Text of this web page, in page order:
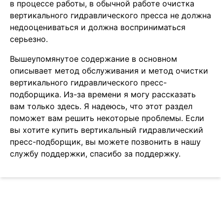
в процессе работы, в обычной работе очистка
вертикального гидравлического пресса не должна
недооцениваться и должна восприниматься
серьезно.
Вышеупомянутое содержание в основном
описывает метод обслуживания и метод очистки
вертикального гидравлического пресс-
подборщика. Из-за времени я могу рассказать
вам только здесь. Я надеюсь, что этот раздел
поможет вам решить некоторые проблемы. Если
вы хотите купить вертикальный гидравлический
пресс-подборщик, вы можете позвонить в нашу
службу поддержки, спасибо за поддержку.